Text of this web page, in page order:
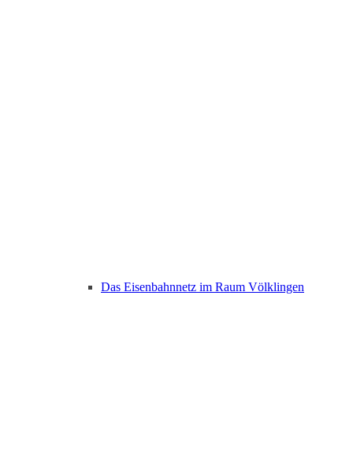
Das Eisenbahnnetz im Raum Völklingen